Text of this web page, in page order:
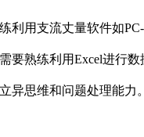
支流丈量软件如PC-
熟练利用Excel进行
思维和问题处理能